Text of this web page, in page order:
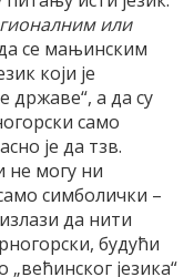
или
се мањинским
који је
државе“, а да су
само
је да тзв.
не могу ни
симболички –
да нити
будући
језика“